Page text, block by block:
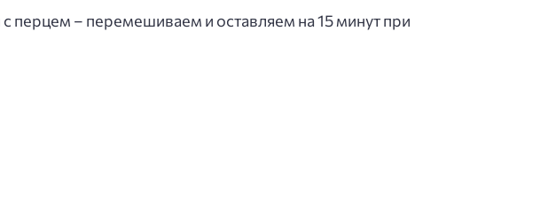
перцем – перемешиваем и оставляем на 15 минут при